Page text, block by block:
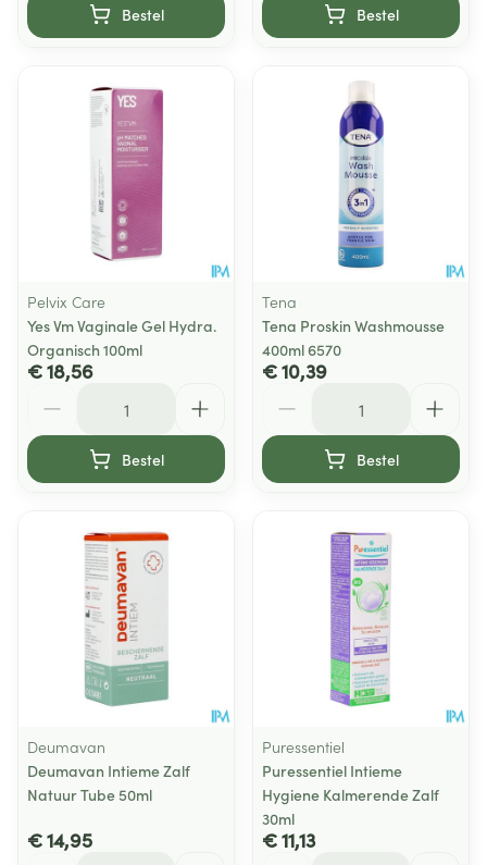
Bestel Bestel
Pelvix Care
Yes Vm Vaginale Gel Hydra.
Organisch 100ml
€ 18,56
Bestel
Tena
Tena Proskin Washmousse
400ml 6570
€ 10,39
Bestel
Deumavan
Deumavan Intieme Zalf
Natuur Tube 50ml
€ 14,95
Puressentiel
Puressentiel Intieme
Hygiene Kalmerende Zalf
30ml
€ 11,13